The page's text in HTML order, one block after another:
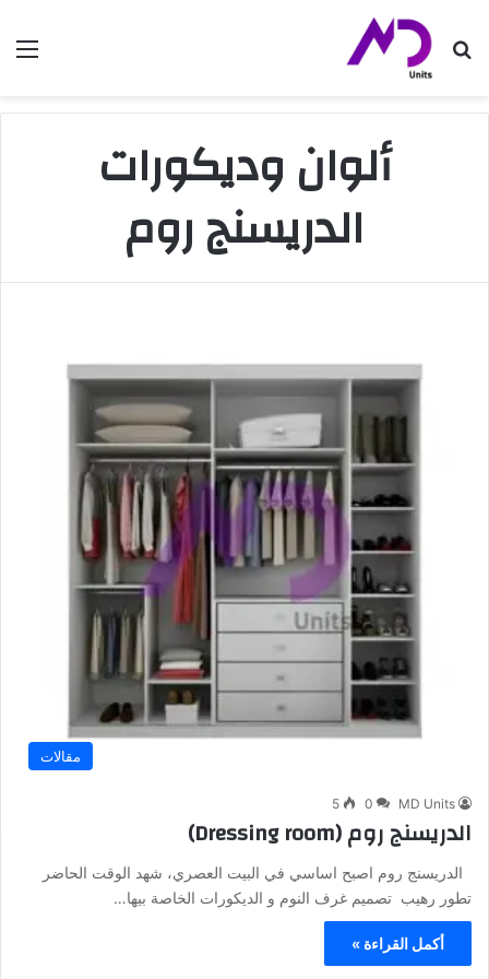
بحث عن
ألوان وديكورات
الدريسنج روم
مقالات
MD Units
0
5
الدريسنج روم (Dressing room)
الدريسنج روم اصبح اساسي في البيت العصري، شهد الوقت الحاضر
تطور رهيب تصميم غرف النوم و الديكورات الخاصة بيها…
أكمل القراءة »